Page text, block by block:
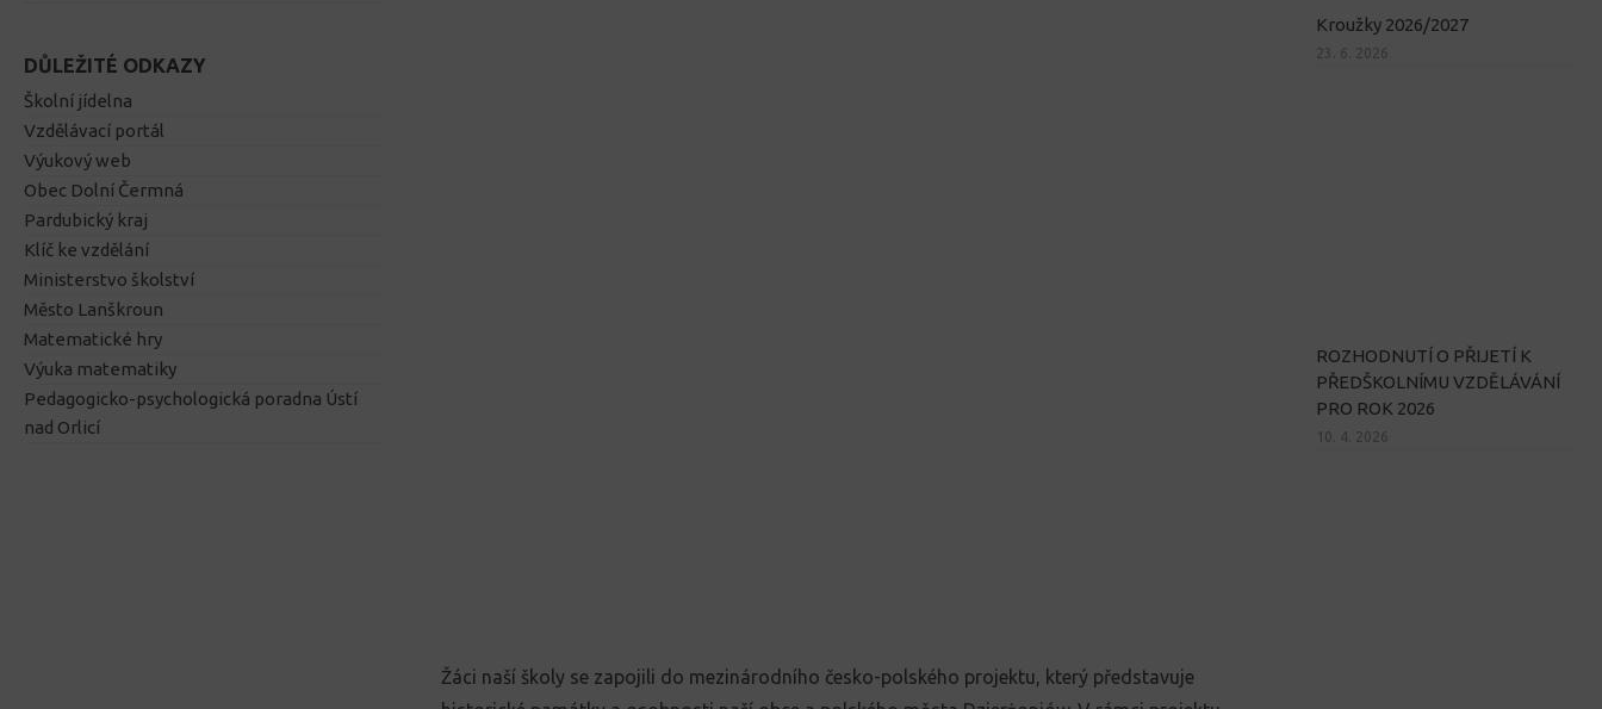
Žáci naší školy se zapojili do mezinárodního česko-polského projektu, který představuje
DŮLEŽITÉ ODKAZY
Školní jídelna
Vzdělávací portál
Výukový web
Obec Dolní Čermná
Pardubický kraj
Klíč ke vzdělání
Ministerstvo školství
Město Lanškroun
Matematické hry
Výuka matematiky
Pedagogicko-psychologická poradna Ústí
nad Orlicí
Kroužky 2026/2027
23. 6. 2026
ROZHODNUTÍ O PŘIJETÍ K
PŘEDŠKOLNÍMU VZDĚLÁVÁNÍ
PRO ROK 2026
10. 4. 2026